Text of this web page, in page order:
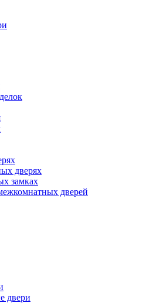
дверях
замках
дверей
двери